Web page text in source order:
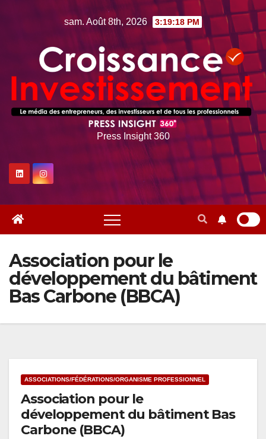
sam. Août 8th, 2026 3:19:19 PM
Press Insight 360
Association pour le
développement du bâtiment
Bas Carbone (BBCA)
ASSOCIATIONS/FÉDÉRATIONS/ORGANISME PROFESSIONNEL
Association pour le
développement du bâtiment Bas
Carbone (BBCA)